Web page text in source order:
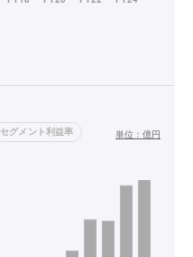
セグメント利益率 単位： 億円